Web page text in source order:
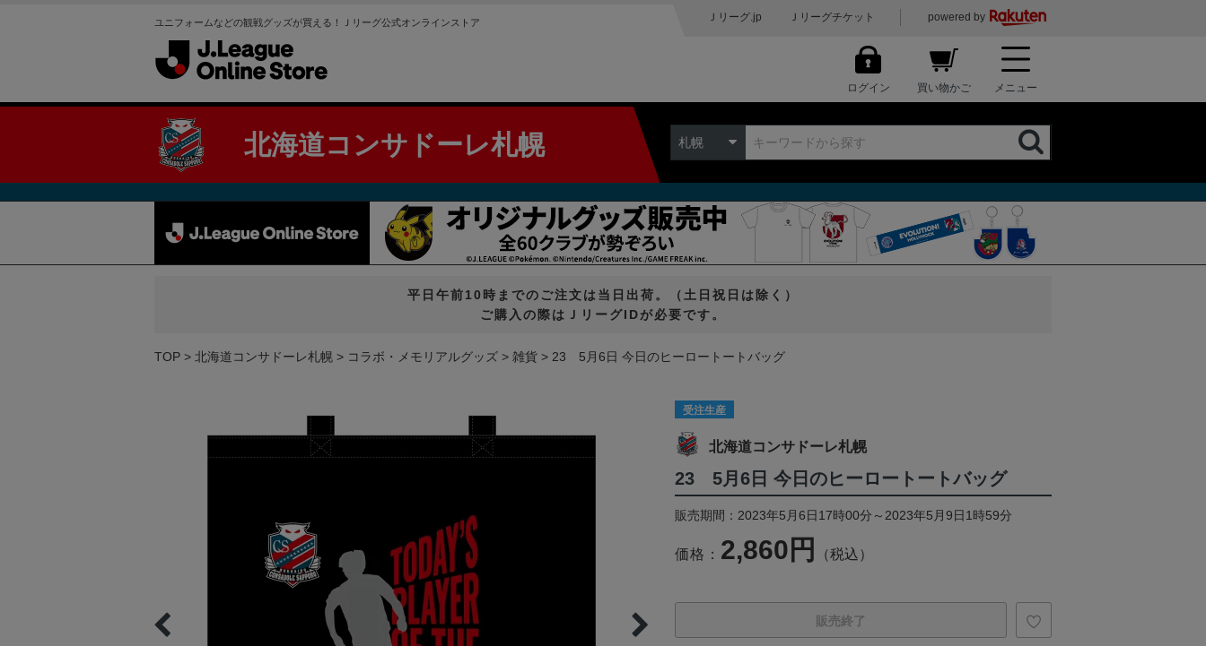
ユニフォームなどの観戦グッズが買える！Ｊリーグ公式オンラインストア Ｊリーグ.jp Ｊリーグチケット powered by
ログイン 買い物かご メニュー
北海道コンサドーレ札幌 札幌
平日午前10時までのご注文は当日出荷。（土日祝日は除く）
ご購入の際はＪリーグIDが必要です。
TOP 北海道コンサドーレ札幌 コラボ・メモリアルグッズ 雑貨 23 5月6日 今日のヒーロートートバッグ
受注生産
北海道コンサドーレ札幌
23 5月6日 今日のヒーロートートバッグ
販売期間：2023年5月6日17時00分～2023年5月9日1時59分
価格： 2,860円 （税込）
販売終了